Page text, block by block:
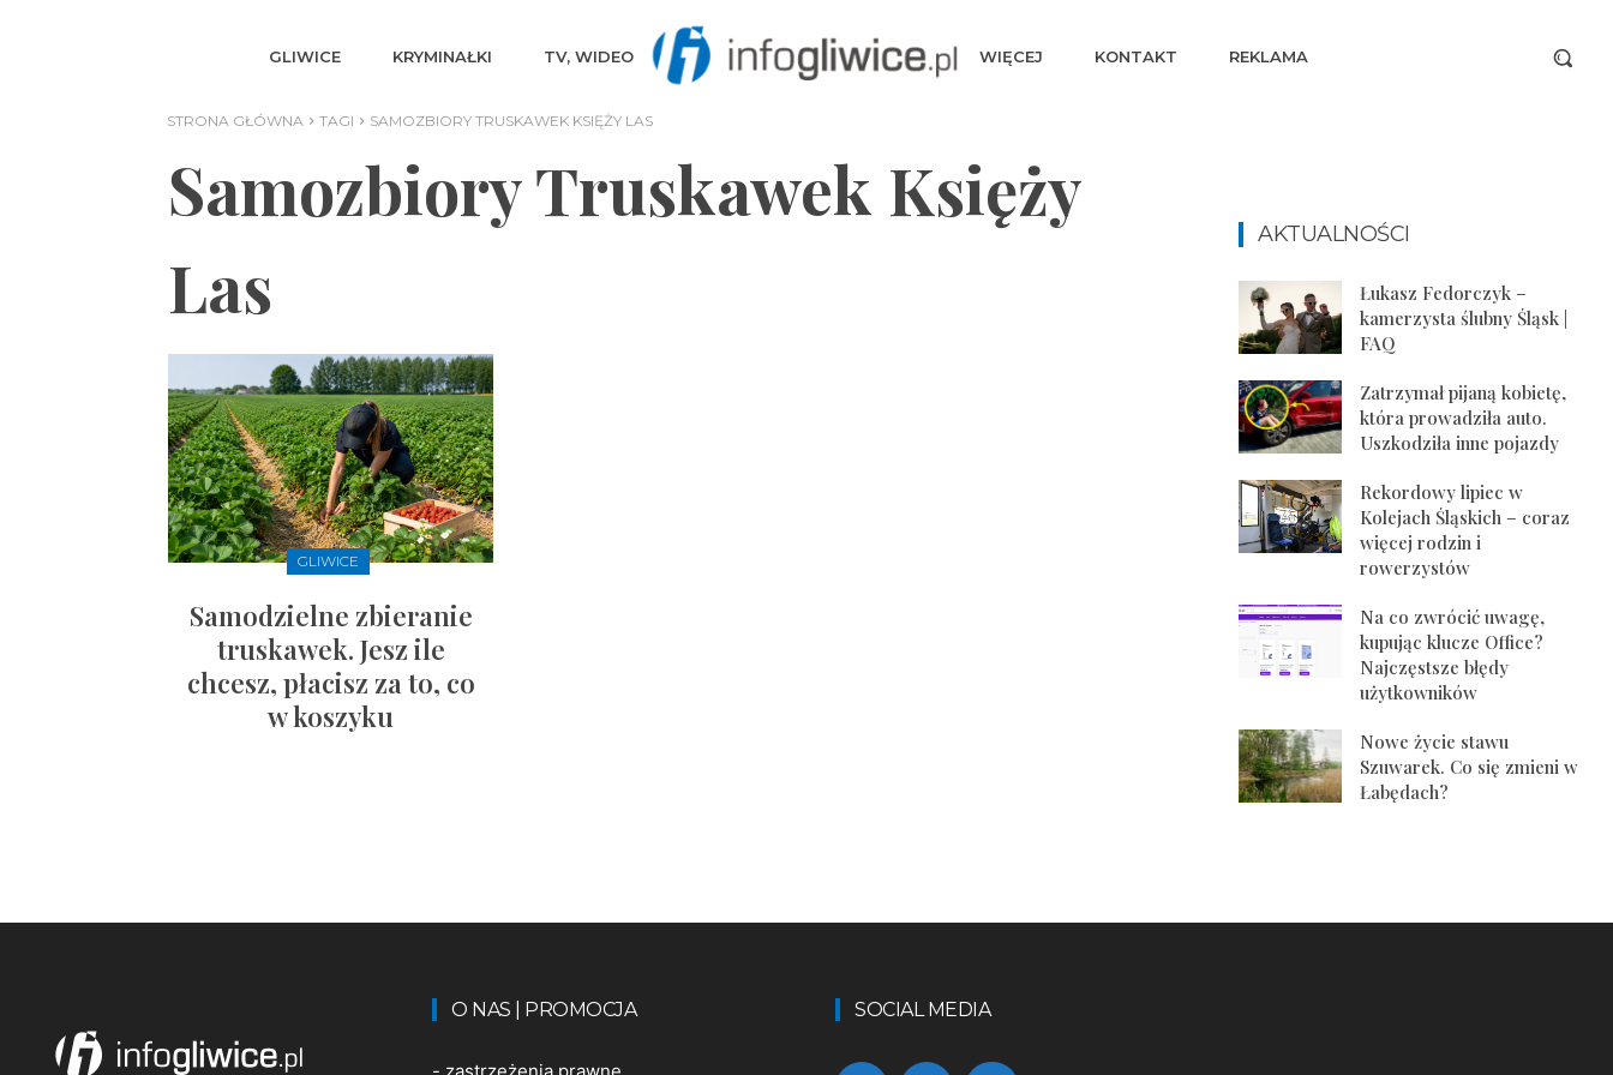
GLIWICE KRYMINAŁKI TV, WIDEO WIĘCEJ KONTAKT REKLAMA
STRONA GŁÓWNA TAGI SAMOZBIORY TRUSKAWEK KSIĘŻY LAS
Samozbiory Truskawek Księży
Las
GLIWICE
Samodzielne zbieranie
truskawek. Jesz ile
chcesz, płacisz za to, co
w koszyku
AKTUALNOŚCI
Łukasz Fedorczyk –
kamerzysta ślubny Śląsk |
FAQ
Zatrzymał pijaną kobietę,
która prowadziła auto.
Uszkodziła inne pojazdy
Rekordowy lipiec w
Kolejach Śląskich – coraz
więcej rodzin i
rowerzystów
Na co zwrócić uwagę,
kupując klucze Office?
Najczęstsze błędy
użytkowników
Nowe życie stawu
Szuwarek. Co się zmieni w
Łabędach?
O NAS | PROMOCJA
- zastrzeżenia prawne
SOCIAL MEDIA